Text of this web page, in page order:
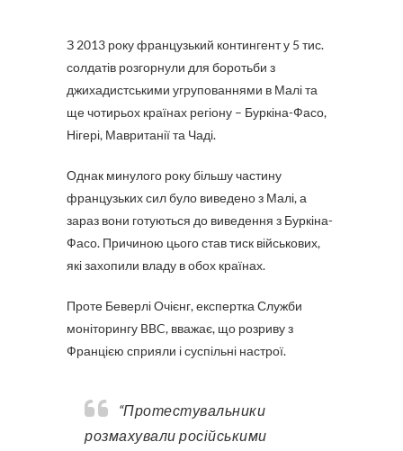
З 2013 року французький контингент у 5 тис.
солдатів розгорнули для боротьби з
джихадистськими угрупованнями в Малі та
ще чотирьох країнах регіону – Буркіна-Фасо,
Нігері, Мавританії та Чаді.
Однак минулого року більшу частину
французьких сил було виведено з Малі, а
зараз вони готуються до виведення з Буркіна-
Фасо. Причиною цього став тиск військових,
які захопили владу в обох країнах.
Проте Беверлі Очієнг, експертка Служби
моніторингу BBC, вважає, що розриву з
Францією сприяли і суспільні настрої.
“Протестувальники
розмахували російськими